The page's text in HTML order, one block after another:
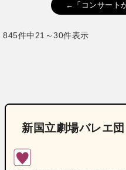
←「コンサート
845件中21～30件表示
新国立劇場バレエ団